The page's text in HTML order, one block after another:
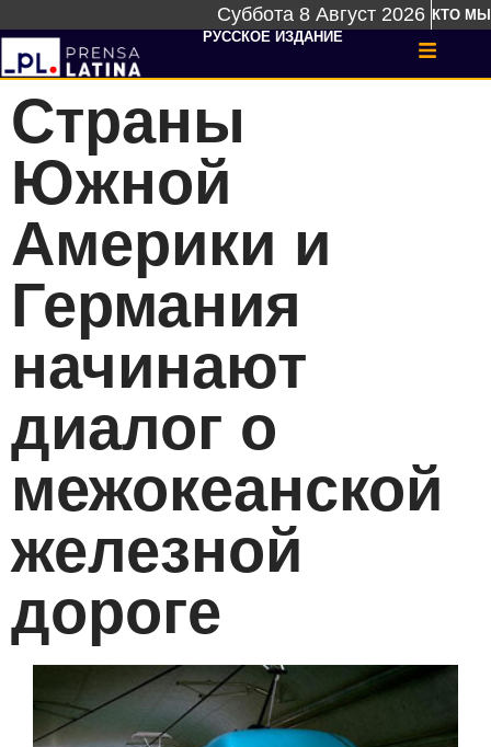
Суббота 8 Август 2026 КТО МЫ
РУССКОЕ ИЗДАНИЕ
Страны
Южной
Америки и
Германия
начинают
диалог о
межокеанской
железной
дороге